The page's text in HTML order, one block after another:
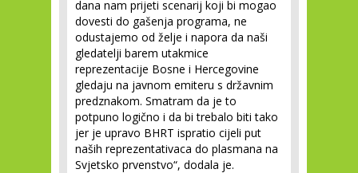
dana nam prijeti scenarij koji bi mogao
dovesti do gašenja programa, ne
odustajemo od želje i napora da naši
gledatelji barem utakmice
reprezentacije Bosne i Hercegovine
gledaju na javnom emiteru s državnim
predznakom. Smatram da je to
potpuno logično i da bi trebalo biti tako
jer je upravo BHRT ispratio cijeli put
naših reprezentativaca do plasmana na
Svjetsko prvenstvo“, dodala je.